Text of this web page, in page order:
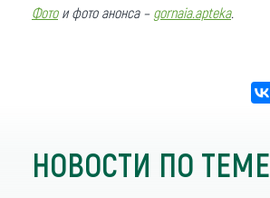
Фото и фото анонса – gornaia.apteka.
НОВОСТИ ПО ТЕМЕ